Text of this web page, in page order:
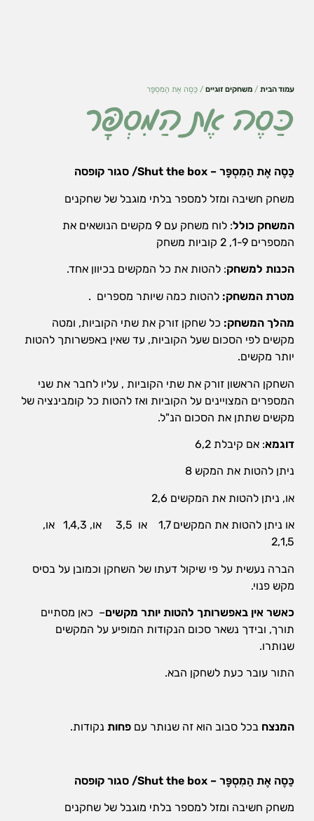
עמוד הבית/ משחקים זוגיים/ כַּסֶה אֶת הַמִסְפָּר
כַּסֶה אֶת הַמִסְפָּר
כַּסֶה אֶת הַמִסְפָּר – Shut the box/ סגור קופסה
משחק חשיבה ומזל למספר בלתי מוגבל של שחקנים
המשחק כולל
: לוח משחק עם 9 מקשים הנושאים את
המספרים 1-9, 2 קוביות משחק
הכנות למשחק: להטות את כל המקשים בכיוון אחד.
מטרת המשחק: להטות כמה שיותר מספרים .
מהלך המשחק: כל שחקן זורק את שתי הקוביות, ומטה
מקשים לפי הסכום שעל הקוביות, עד שאין באפשרותך להטות
יותר מקשים.
השחקן הראשון זורק את שתי הקוביות , עליו לחבר את שני
המספרים המצויינים על הקוביות ואז להטות כל קומבינציה של
מקשים שתתן את הסכום הנ"ל.
דוגמא: אם קיבלת 6,2
ניתן להטות את המקש 8
או, ניתן להטות את המקשים 2,6
או ניתן להטות את המקשים 1,7 או 3,5 או, 1,4,3 או,
2,1,5
הברה נעשית על פי שיקול דעתו של השחקן וכמובן על בסיס
מקש פנוי.
כאשר אין באפשרותך להטות יותר מקשים– כאן מסתיים
תורך, ובידך נשאר סכום הנקודות המופיע על המקשים
שנותרו.
התור עובר כעת לשחקן הבא.
המנצח בכל סבוב הוא זה שנותר עם פחותנקודות.
כַּסֶה אֶת הַמִסְפָּר – Shut the box/ סגור קופסה
משחק חשיבה ומזל למספר בלתי מוגבל של שחקנים
הכרחי
את
האלה
אפשר
הן
חיוניות
בשביל
יעבוד
כמו
שצריך.
ואנליזות
להמשיך
האתר שלנו,
אנחנו
משתמשים
באיסוף
סטטיסטים
מתקדמות של
אופן השימוש
באתר.
שהאתר
ביותר בזמן
שלכם. אם